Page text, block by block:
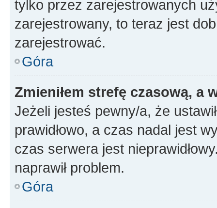
tylko przez zarejestrowanych
zarejestrowany, to teraz jest
zarejestrować.
Góra
Zmieniłem strefę czasową, a
Jeżeli jesteś pewny/a, że
prawidłowo, a czas nadal jest
czas serwera jest
naprawił problem.
Góra